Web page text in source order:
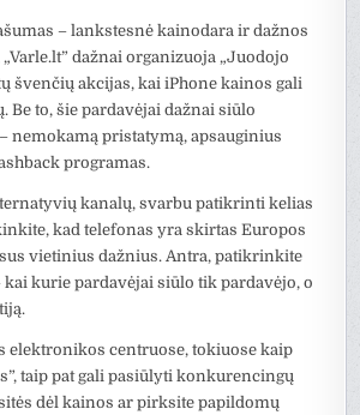
– lankstesnė kainodara ir dažnos
dažnai organizuoja „Juodojo
švenčių akcijas, kai iPhone kainos gali
Be to, šie pardavėjai dažnai siūlo
nemokamą pristatymą, apsauginius
programas.
kanalų, svarbu patikrinti kelias
kad telefonas yra skirtas Europos
vietinius dažnius. Antra, patikrinkite
kai kurie pardavėjai siūlo tik pardavėjo, o
elektronikos centruose, tokiuose kaip
taip pat gali pasiūlyti konkurencingų
dėl kainos ar pirksite papildomų